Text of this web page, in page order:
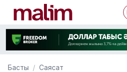
Басты Саясат